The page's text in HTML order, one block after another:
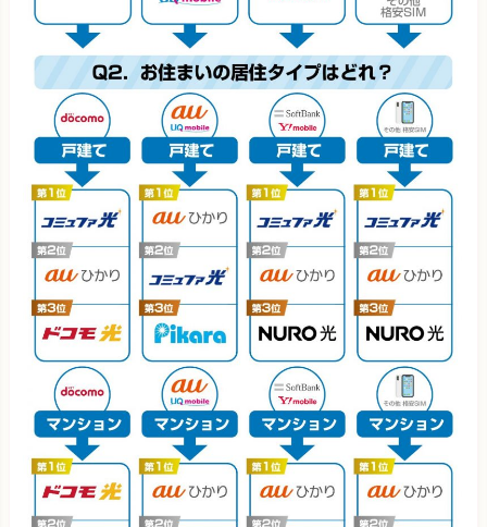
4,402円
DTI光 4,046円
J:COM NET 光 3,660円
NURO光 2,525円
ソフトバンク光 4,345円
お使いの 格安SIM 光回線
戸建て
auひかり 2,193円
ソフトバンク光 4,257円
NURO光 2,147円
キャッシュバック額は81社調査し、最もお得な申込窓口で申
し込んだ場合の額で算定
・カッコ内はスマホセット割をし
ない場合の実質月額料金 ・auとSoftBankのセット割は「光
回線＋光電話」が適用条件となるため、光電話の料金も含め
て算定 ・スマホセット割引は最大額・1人分の適用で算定
・
フレッツ光のプロバイダはBB.エキサイト（月額550円）で
算定 ・UQモバイルは「auひかり」のみの実質月額料金を記
載
※キャンペーン内容や料金は変わる可能性がありますので、必ず
公式ページで確認してください。